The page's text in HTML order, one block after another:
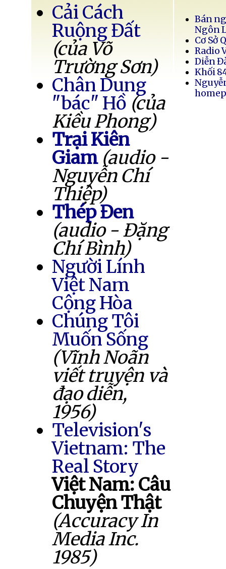
Cải Cách
Ruộng Đất
(của Võ
Trường Sơn)
Chân Dung
"bác" Hồ (của
Kiều Phong)
Trại Kiên
Giam (audio -
Nguyễn Chí
Thiệp)
Thép Đen
(audio - Đặng
Chí Bình)
Người Lính
Việt Nam
Cộng Hòa
Chúng Tôi
Muốn Sống
(Vĩnh Noãn
viết truyện và
đạo diễn,
1956)
Television's
Vietnam: The
Real Story
Việt Nam: Câu
Chuyện Thật
(Accuracy In
Media Inc.
1985)
Bán
Ngôn
Cơ Sở
Radio
Diễn
Khối